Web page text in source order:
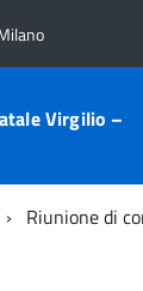
Virgilio –
Riunione di